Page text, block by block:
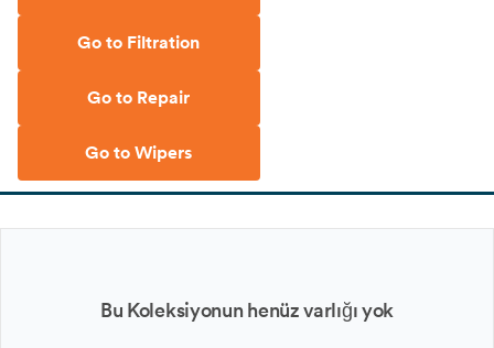
Go to Filtration
Go to Repair
Go to Wipers
Bu Koleksiyonun henüz varlığı yok